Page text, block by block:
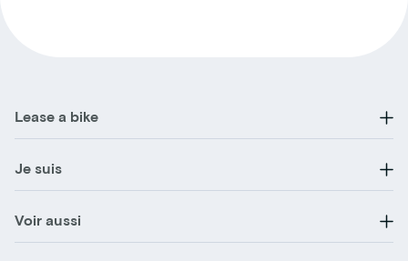
Lease a bike
Je suis
Voir aussi